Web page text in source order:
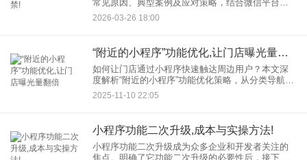
常见原因、典型案例及应对策略，结合微信平台最
新规则与真实案例，帮助开发者规避风险，守护小
程序生态安全。 一、违规外链：小程序生态的“隐形
2026-03-26 18:00
“附近的小程序”功能优化,让门店曝光量翻倍
如何让门店通过小程序快速触达周边用户？本文深
度解析“附近的小程序”功能优化策略，从分类导航、
服务标签到LBS（基于位置的服务）精准定位，结合
真实案例与数据，揭秘如何通过功能升级、内容优
2025-11-10 22:05
小程序功能二次升级,成本与实操方法!
小程序功能二次升级成为众多企业和开发者关注的
焦点。明确了它功能二次升级的必要性后，接下来